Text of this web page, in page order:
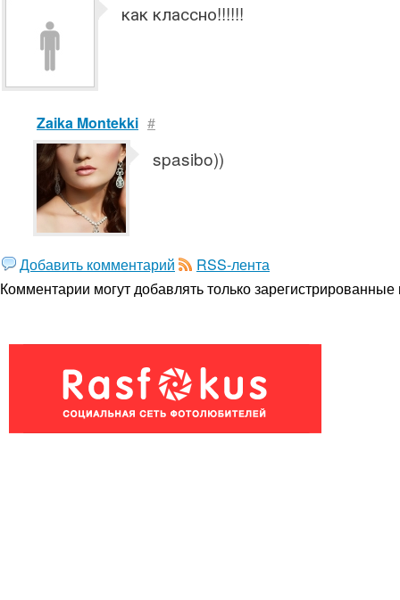
как классно!!!!!!
Zaika Montekki #
spasibo))
Добавить комментарий
RSS-лента
Комментарии могут добавлять толькозарегистрированные